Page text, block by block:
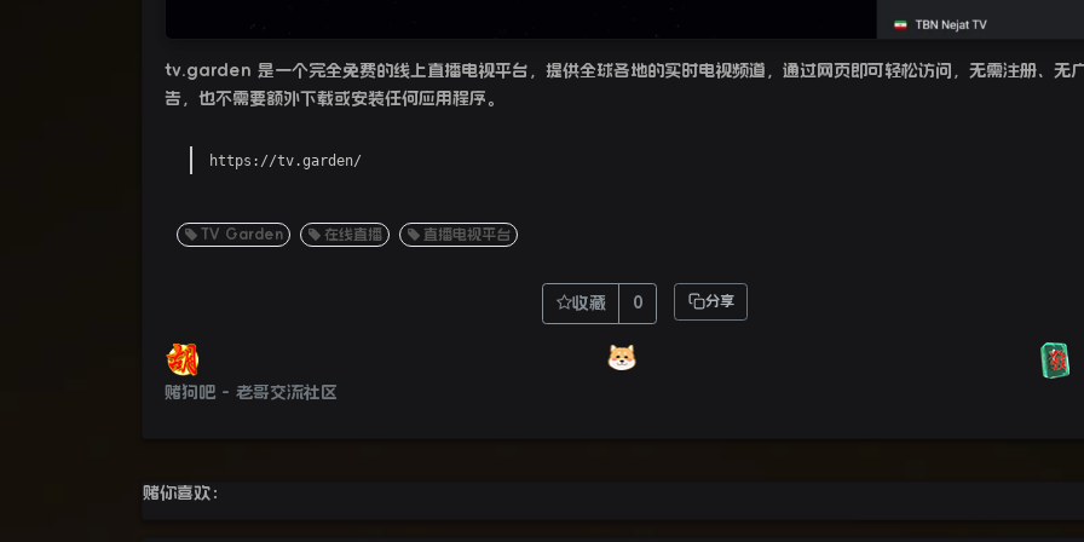
tv.garden 是一个完全免费的线上直播电视平台，提供全球各地的实时电视频道，通过网页即可轻松访问，无需注册、无
告，也不需要额外下载或安装任何应用程序。
https://tv.garden/
TV Garden 在线直播 直播电视平台
收藏 0 分享
赌狗吧 - 老哥交流社区
赌你喜欢：